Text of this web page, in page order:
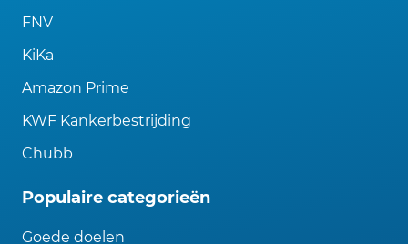
FNV
KiKa
Amazon Prime
KWF Kankerbestrijding
Chubb
Populaire categorieën
Goede doelen